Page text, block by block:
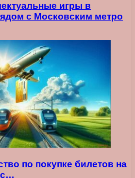
игры в
с Московским метро
по покупке билетов на
с…